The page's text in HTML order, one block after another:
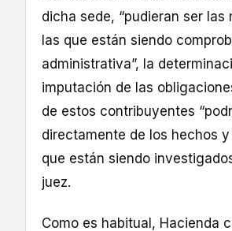
dicha sede, “pudieran ser las
las que están siendo
administrativa”, la
imputación de las
de estos contribuyentes
directamente de los hechos
que están siendo
juez.
Como es habitual, Hacienda